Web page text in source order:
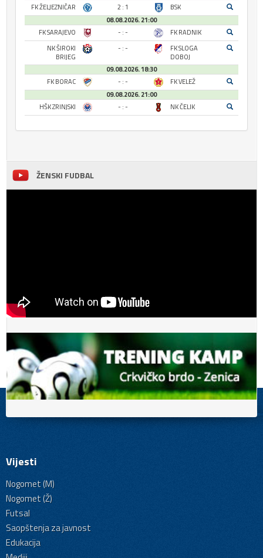
FK ŽELJEZNIČAR
2 : 1
BSK
08.08.2026. 21:00
FK SARAJEVO
- : -
FK RADNIK
NK ŠIROKI
BRIJEG
- : -
FK SLOGA
DOBOJ
09.08.2026. 18:30
FK BORAC
- : -
FK VELEŽ
09.08.2026. 21:00
HŠK ZRINJSKI
- : - NK ČELIK
ŽENSKI FUDBAL
Vijesti
Nogomet (M)
Nogomet (Ž)
Futsal
Saopštenja za javnost
Edukacija